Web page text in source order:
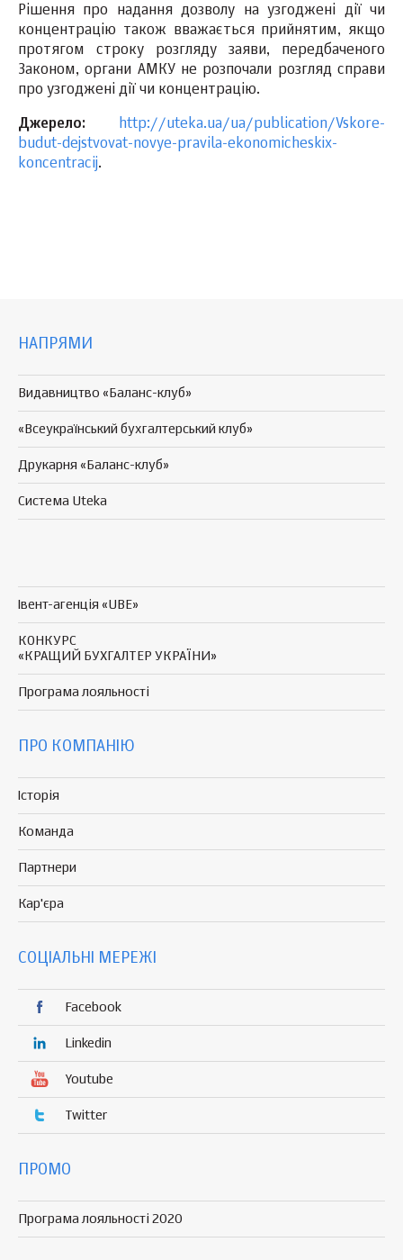
Рішення про надання дозволу на узгоджені дії чи
концентрацію також вважається прийнятим, якщо
протягом строку розгляду заяви, передбаченого
Законом, органи АМКУ не розпочали розгляд справи
про узгоджені дії чи концентрацію.
Джерело:
http://uteka.ua/ua/publication/Vskore-
budut-dejstvovat-novye-pravila-ekonomicheskix-
koncentracij.
НАПРЯМИ
Видавництво «Баланс-клуб»
«Всеукраїнський бухгалтерський клуб»
Друкарня «Баланс-клуб»
Система Uteka
Івент-агенція «UBE»
КОНКУРС
«КРАЩИЙ БУХГАЛТЕР УКРАЇНИ»
Програма лояльності
ПРО КОМПАНІЮ
Історія
Команда
Партнери
Кар'єра
СОЦІАЛЬНІ МЕРЕЖІ
Facebook
Linkedin
Youtube
Twitter
ПРОМО
Програма лояльності 2020